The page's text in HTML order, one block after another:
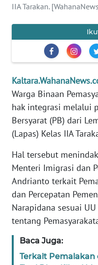
IIA Tarakan.
Warga Binaan
hak integrasi melalui
Bersyarat (PB) dari
(Lapas) Kelas IIA
Hal tersebut
Menteri Imigrasi dan
Andrianto terkait
dan Percepatan
Narapidana sesuai
tentang
Baca Juga:
Terkait Pemalakan
TENTANG
PEDOMAN
SIBER
DISCLAIMER
Wahana
Regional
WN
SUMUT
WN
JAKARTA